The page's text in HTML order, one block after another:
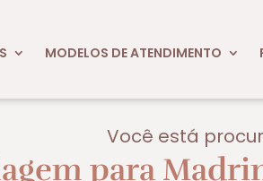
MODELOS DE ATENDIMENTO
Você está
para